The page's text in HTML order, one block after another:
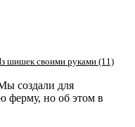
создали для
ферму, но об этом в